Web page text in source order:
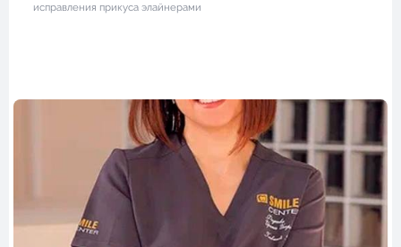
исправления прикуса элайнерами